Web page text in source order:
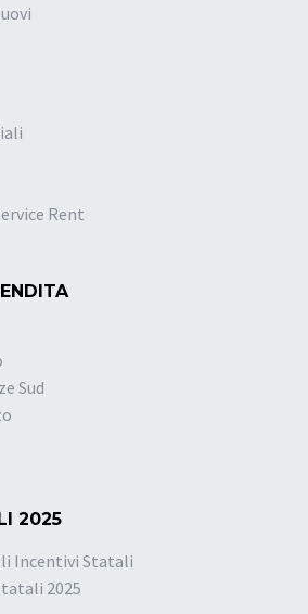
Rent
Sud
2025
Incentivi Statali
2025